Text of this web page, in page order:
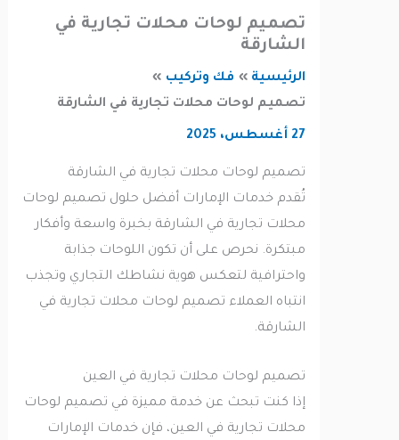
تصميم لوحات محلات تجارية في
الشارقة
الرئيسية
فك وتركيب
تصميم لوحات محلات تجارية في الشارقة
تصميم لوحات محلات تجارية في الشارقة
تُقدم خدمات الإمارات أفضل حلول تصميم لوحات
محلات تجارية في الشارقة بخبرة واسعة وأفكار
مبتكرة. نحرص على أن تكون اللوحات جذابة
واحترافية لتعكس هوية نشاطك التجاري وتجذب
انتباه العملاء تصميم لوحات محلات تجارية في
الشارقة.
تصميم لوحات محلات تجارية في العين
إذا كنت تبحث عن خدمة مميزة في تصميم لوحات
محلات تجارية في العين، فإن خدمات الإمارات